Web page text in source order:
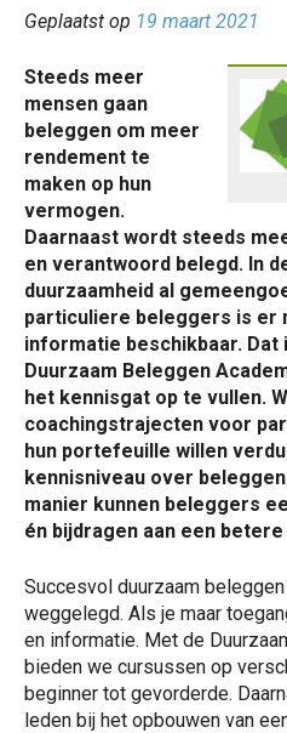
Geplaatst op 19 maart 2021
Steeds meer
mensen gaan
beleggen om meer
rendement te
maken op hun
vermogen.
Daarnaast wordt steeds
en verantwoord belegd. In
duurzaamheid al
particuliere beleggers is er
informatie beschikbaar. Dat
Duurzaam Beleggen
het kennisgat op te vullen.
coachingstrajecten voor
hun portefeuille willen
kennisniveau over
manier kunnen beleggers
én bijdragen aan een
Succesvol duurzaam
weggelegd. Als je maar
en informatie. Met de
bieden we cursussen op
beginner tot gevorderde.
leden bij het opbouwen van